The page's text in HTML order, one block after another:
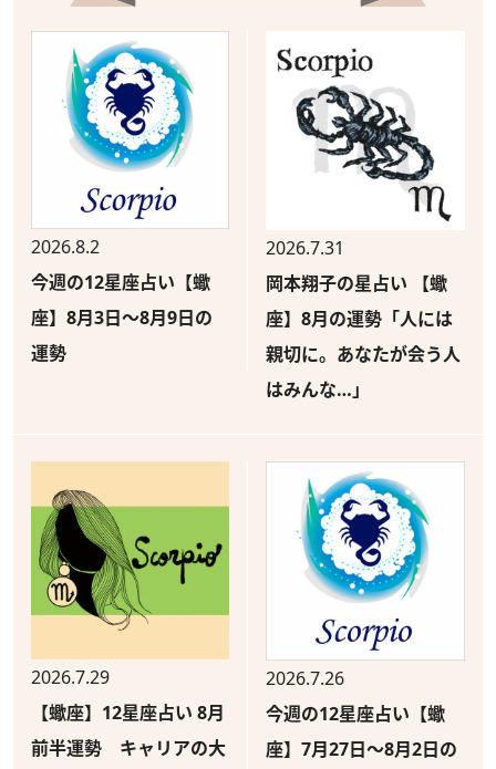
2026.8.2
今週の12星座占い【蠍
座】8月3日～8月9日の
運勢
2026.7.31
岡本翔子の星占い 【蠍
座】8月の運勢「人には
親切に。あなたが会う人
はみんな…」
2026.7.29
【蠍座】12星座占い 8月
前半運勢 キャリアの大
2026.7.26
今週の12星座占い【蠍
座】7月27日～8月2日の